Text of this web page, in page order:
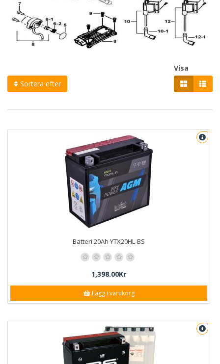
Sortera efter
Visa
Batteri 20Ah YTX20HL-BS
1,398.00Kr
Lägg i varukorg